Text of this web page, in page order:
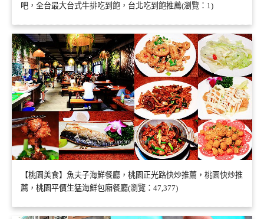
吧，全台最大台式牛排吃到飽，台北吃到飽推薦(瀏覽：1)
【桃園美食】魚夫子海鮮餐廳，桃園正光路快炒推薦，桃園快炒推
薦，桃園平價生猛海鮮包廂餐廳(瀏覽：47,377)